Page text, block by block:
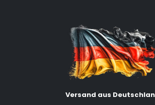
Versand aus